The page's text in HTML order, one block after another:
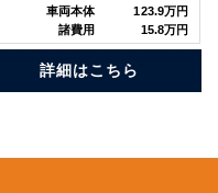
車両本体
123.9万円
諸費用
15.8万円
詳細はこちら